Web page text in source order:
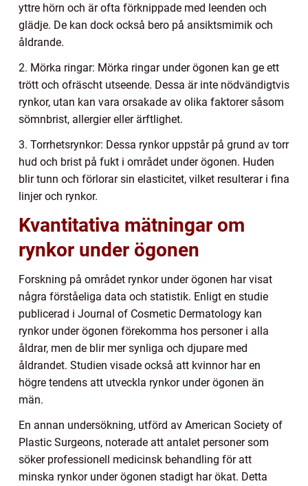
yttre hörn och är ofta förknippade med leenden och
glädje. De kan dock också bero på ansiktsmimik och
åldrande.
2. Mörka ringar: Mörka ringar under ögonen kan ge ett
trött och ofräscht utseende. Dessa är inte nödvändigtvis
rynkor, utan kan vara orsakade av olika faktorer såsom
sömnbrist, allergier eller ärftlighet.
3. Torrhetsrynkor: Dessa rynkor uppstår på grund av torr
hud och brist på fukt i området under ögonen. Huden
blir tunn och förlorar sin elasticitet, vilket resulterar i fina
linjer och rynkor.
Kvantitativa mätningar om
rynkor under ögonen
Forskning på området rynkor under ögonen har visat
några förståeliga data och statistik. Enligt en studie
publicerad i Journal of Cosmetic Dermatology kan
rynkor under ögonen förekomma hos personer i alla
åldrar, men de blir mer synliga och djupare med
åldrandet. Studien visade också att kvinnor har en
högre tendens att utveckla rynkor under ögonen än
män.
En annan undersökning, utförd av American Society of
Plastic Surgeons, noterade att antalet personer som
söker professionell medicinsk behandling för att
minska rynkor under ögonen stadigt har ökat. Detta